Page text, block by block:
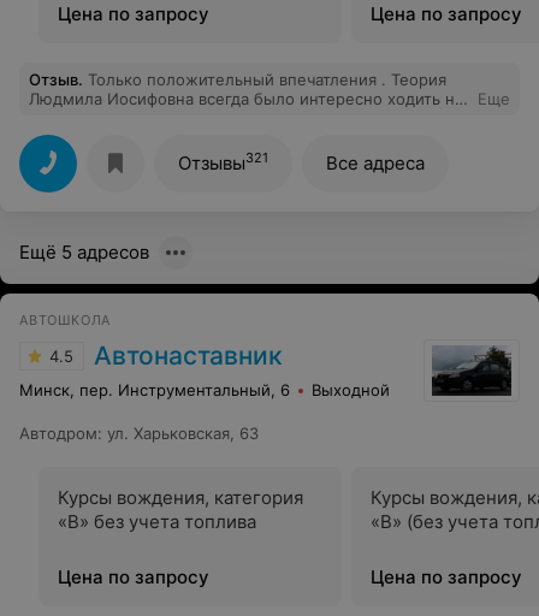
Цена по запросу
Цена по запросу
Отзыв. Только положительный впечатления . Теория
Людмила Иосифовна всегда было интересно ходить на
Станислав , на высоте , четкие техники , развороты в
любом месте не вопрос )))) скорость, поток машин ,
ничего не страшно , спасибо Вам , гаи пройдено
успешно . Администрация всегда готова выслушать и
Еще
Отзывы321 Все адреса
Ещё 5 адресов
АВТОШКОЛА
4.5 Автонаставник
Минск, пер. Инструментальный, 6 Выходной
Автодром: ул. Харьковская, 63
Курсы вождения, категория
«B» без учета топлива
Цена по запросу
Курсы вождения,
«B» (без учета
Цена по запросу